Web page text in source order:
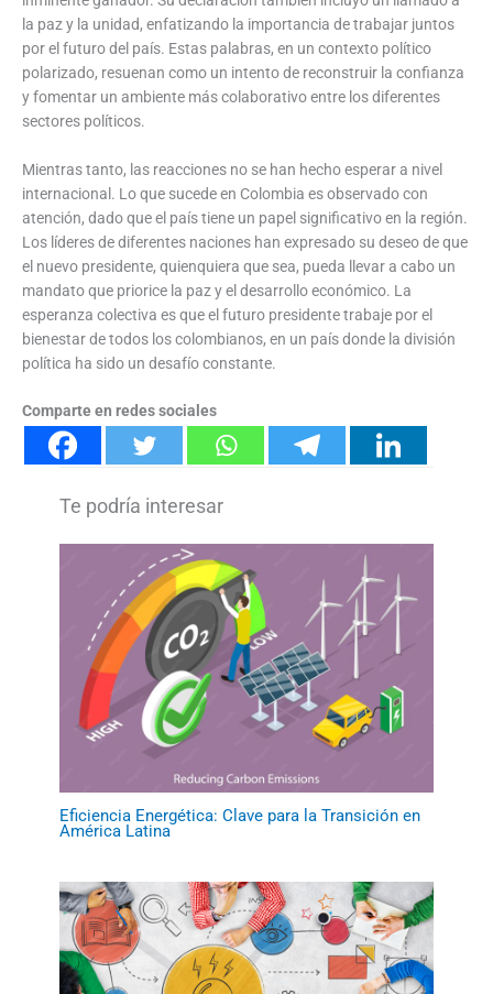
la paz y la unidad, enfatizando la importancia de trabajar juntos
por el futuro del país. Estas palabras, en un contexto político
polarizado, resuenan como un intento de reconstruir la confianza
y fomentar un ambiente más colaborativo entre los diferentes
sectores políticos.
Mientras tanto, las reacciones no se han hecho esperar a nivel
internacional. Lo que sucede en Colombia es observado con
atención, dado que el país tiene un papel significativo en la región.
Los líderes de diferentes naciones han expresado su deseo de que
el nuevo presidente, quienquiera que sea, pueda llevar a cabo un
mandato que priorice la paz y el desarrollo económico. La
esperanza colectiva es que el futuro presidente trabaje por el
bienestar de todos los colombianos, en un país donde la división
política ha sido un desafío constante.
Comparte en redes sociales
Eficiencia Energética: Clave para la Transición en
América Latina